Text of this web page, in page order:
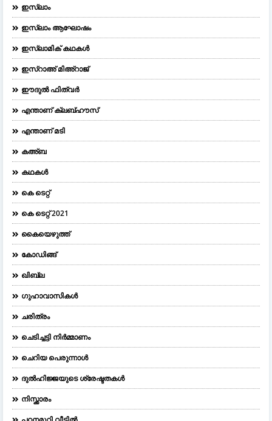
ഇസ്ലാം
ഇസ്ലാം ആഘോഷം
ഇസ്ലാമിക് കഥകൾ
ഇസ്റാഅ് മിഅ്റാജ്
ഈദുല്‍ ഫിത്വര്‍
എന്താണ് ക്ലബ്ഹൗസ്
എന്താണ് മടി
കഅ്ബ
കഥകൾ
കെ ടെറ്റ്
കെ ടെറ്റ് 2021
കൈയെഴുത്ത്
കോഡിങ്ങ്
ഖിബ്‌ല
ഗുഹാവാസികൾ
ചരിത്രം
ചെടിച്ചട്ടി നിർമ്മാണം
ചെറിയ പെരുന്നാള്‍
ദുല്‍ഹിജ്ജയുടെ ശ്രേഷ്ടതകള്‍
നിസ്ക്കാരം